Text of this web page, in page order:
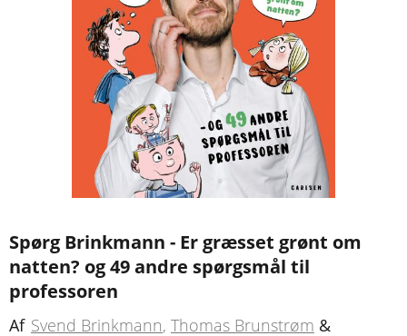
Spørg Brinkmann - Er græsset grønt om
natten? og 49 andre spørgsmål til
professoren
Af Svend Brinkmann Thomas Brunstrøm &